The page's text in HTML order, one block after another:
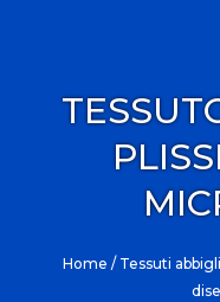
Home / Tessuti